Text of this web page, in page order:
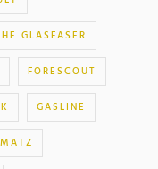
GLASFASER
FORESCOUT
GASLINE